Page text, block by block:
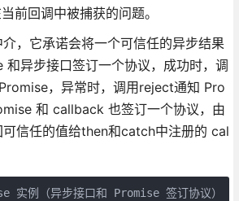
前回调中被捕获的问题。
，它承诺会将一个可信任的异步结果
异步接口签订一个协议，成功时，调
，异常时，调用reject通知 Pro
和 callback 也签订一个协议，由
信任的值给then和catch中注册的 cal
实例（异步接口和 Promise 签订协议）